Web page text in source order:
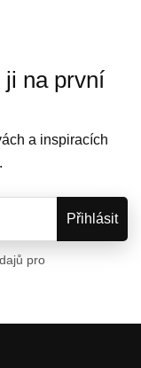
ji na první
a inspiracích
pro